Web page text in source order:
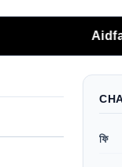
Aidfast অ্যাপ
ফি